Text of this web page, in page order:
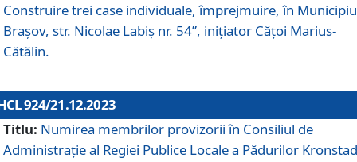
Construire trei case individuale, împrejmuire, în
Brașov, str. Nicolae Labiș nr. 54”, inițiator Cățoi Marius-
Cătălin.
924/21.12.2023
Titlu: Numirea membrilor provizorii în Consiliul de
Administraţie al Regiei Publice Locale a Pădurilor